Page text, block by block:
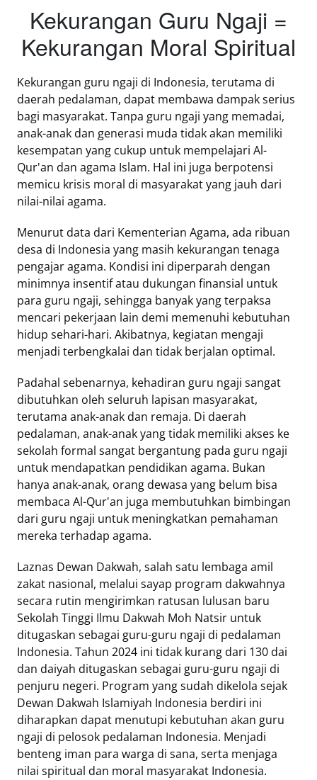
Kekurangan Guru Ngaji =
Kekurangan Moral Spiritual
Kekurangan guru ngaji di Indonesia, terutama di
daerah pedalaman, dapat membawa dampak serius
bagi masyarakat. Tanpa guru ngaji yang memadai,
anak-anak dan generasi muda tidak akan memiliki
kesempatan yang cukup untuk mempelajari Al-
Qur'an dan agama Islam. Hal ini juga berpotensi
memicu krisis moral di masyarakat yang jauh dari
nilai-nilai agama.
Menurut data dari Kementerian Agama, ada ribuan
desa di Indonesia yang masih kekurangan tenaga
pengajar agama. Kondisi ini diperparah dengan
minimnya insentif atau dukungan finansial untuk
para guru ngaji, sehingga banyak yang terpaksa
mencari pekerjaan lain demi memenuhi kebutuhan
hidup sehari-hari. Akibatnya, kegiatan mengaji
menjadi terbengkalai dan tidak berjalan optimal.
Padahal sebenarnya, kehadiran guru ngaji sangat
dibutuhkan oleh seluruh lapisan masyarakat,
terutama anak-anak dan remaja. Di daerah
pedalaman, anak-anak yang tidak memiliki akses ke
sekolah formal sangat bergantung pada guru ngaji
untuk mendapatkan pendidikan agama. Bukan
hanya anak-anak, orang dewasa yang belum bisa
membaca Al-Qur'an juga membutuhkan bimbingan
dari guru ngaji untuk meningkatkan pemahaman
mereka terhadap agama.
Laznas Dewan Dakwah, salah satu lembaga amil
zakat nasional, melalui sayap program dakwahnya
secara rutin mengirimkan ratusan lulusan baru
Sekolah Tinggi Ilmu Dakwah Moh Natsir untuk
ditugaskan sebagai guru-guru ngaji di pedalaman
Indonesia. Tahun 2024 ini tidak kurang dari 130 dai
dan daiyah ditugaskan sebagai guru-guru ngaji di
penjuru negeri. Program yang sudah dikelola sejak
Dewan Dakwah Islamiyah Indonesia berdiri ini
diharapkan dapat menutupi kebutuhan akan guru
ngaji di pelosok pedalaman Indonesia. Menjadi
benteng iman para warga di sana, serta menjaga
nilai spiritual dan moral masyarakat Indonesia.